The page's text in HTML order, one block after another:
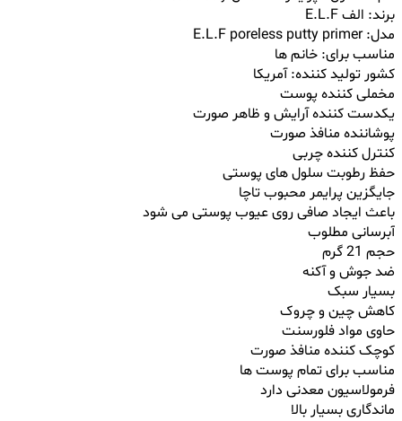
برند: الف E.L.F
مدل: E.L.F poreless putty primer
مناسب برای: خانم ها
کشور تولید کننده: آمریکا
مخملی کننده پوست
یکدست کننده آرایش و ظاهر صورت
پوشاننده منافذ صورت
کنترل کننده چربی
حفظ رطوبت سلول های پوستی
جایگزین پرایمر محبوب تاچا
باعث ایجاد صافی روی عیوب پوستی می شود
آبرسانی مطلوب
حجم 21 گرم
ضد جوش و آکنه
بسیار سبک
کاهش چین و چروک
حاوی مواد فلورسنت
کوچک کننده منافذ صورت
مناسب برای تمام پوست ها
فرمولاسیون معدنی دارد
ماندگاری بسیار بالا